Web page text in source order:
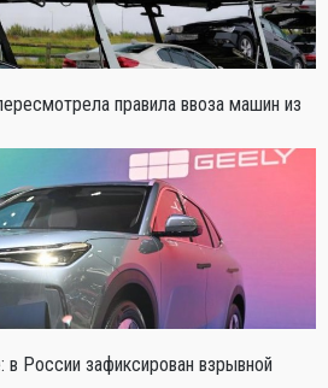
правила ввоза машин из
России зафиксирован взрывной